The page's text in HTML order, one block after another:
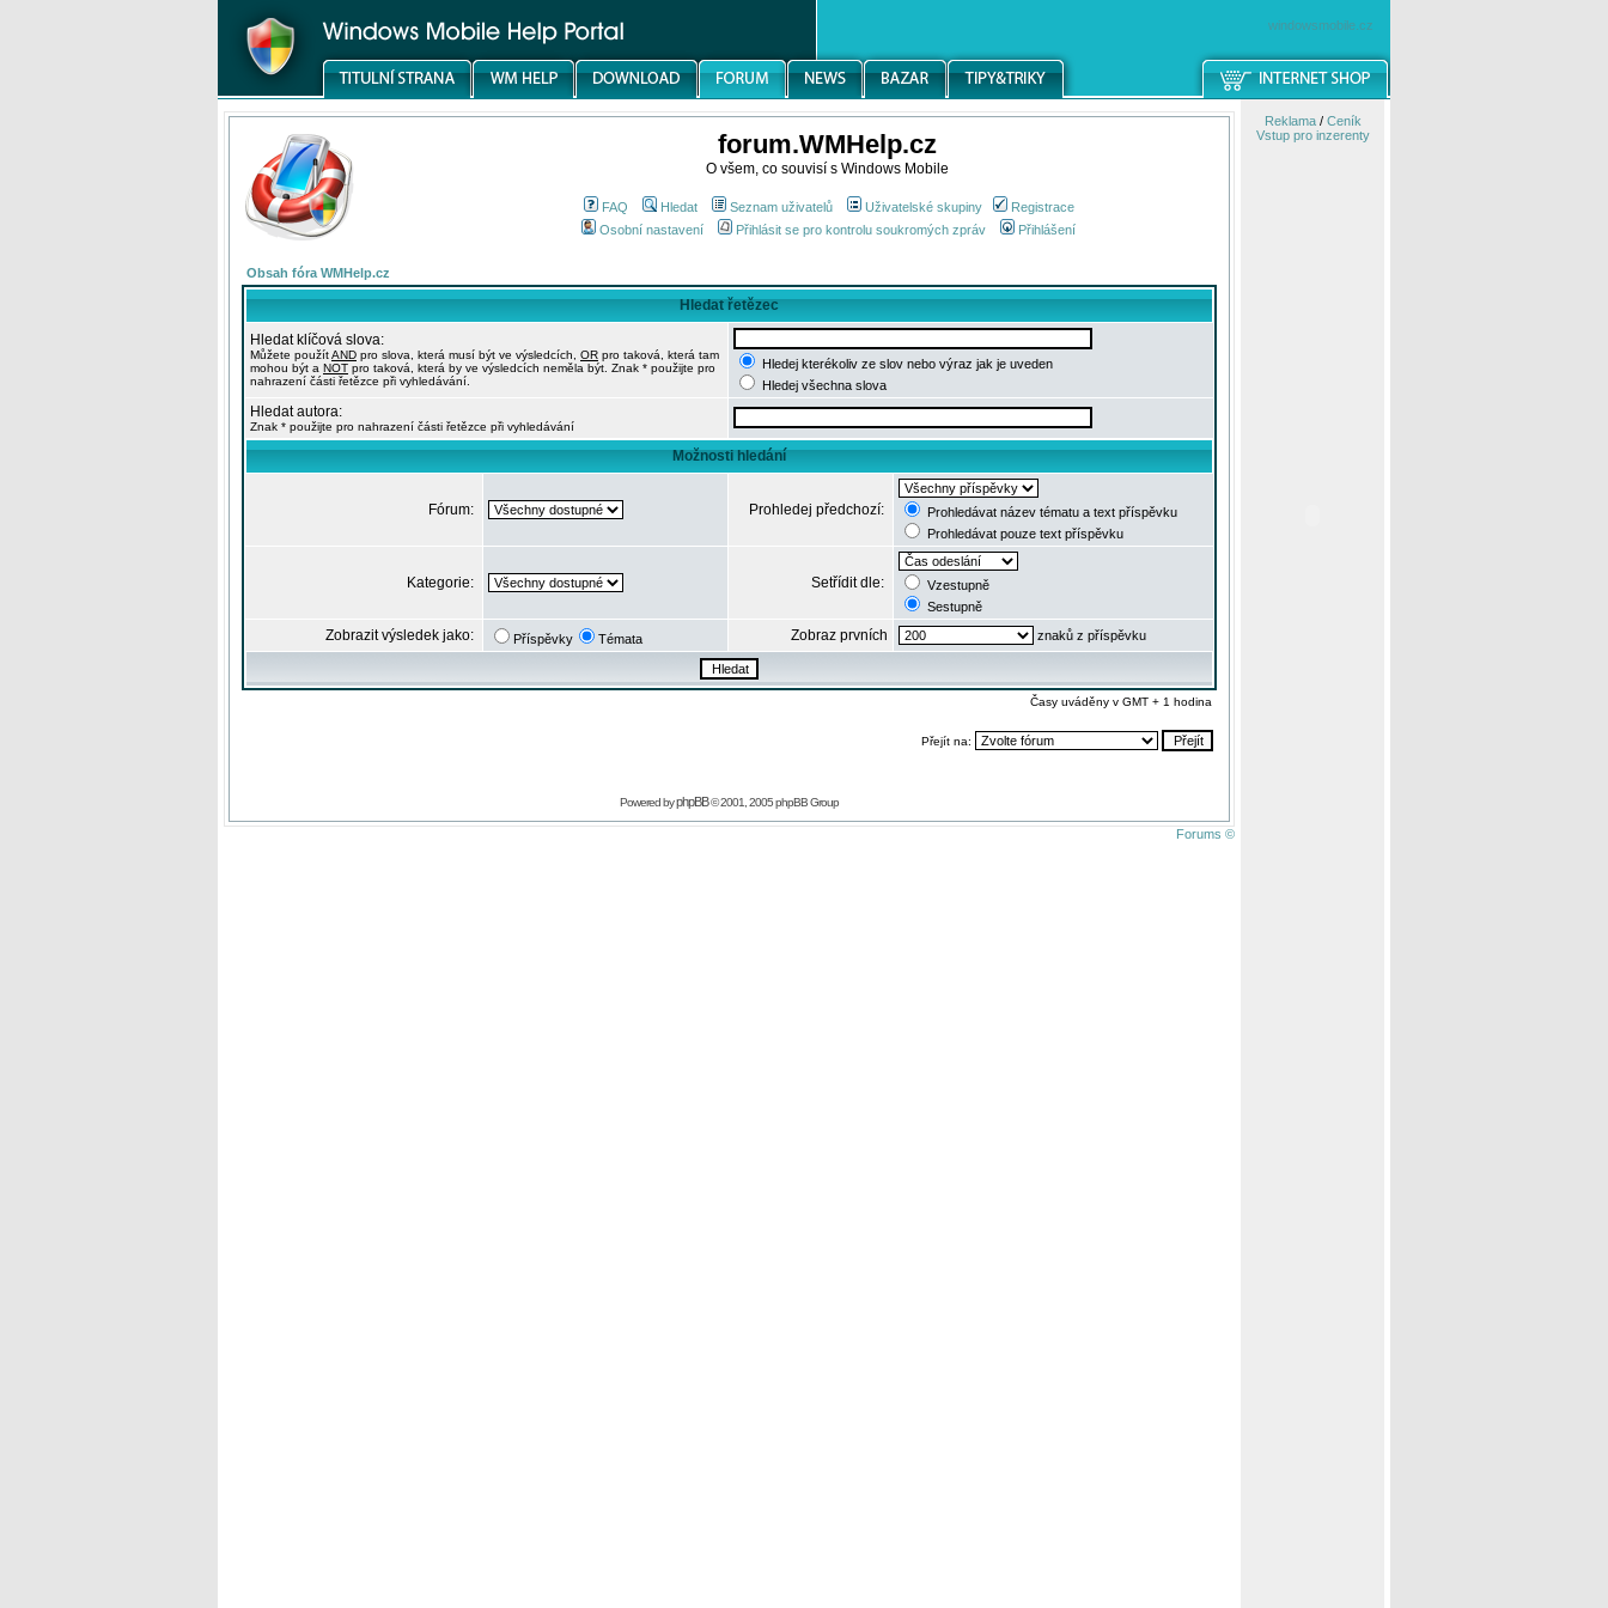
windowsmobile.cz
forum.WMHelp.cz
O všem, co souvisí s Windows Mobile
FAQ Hledat Seznam uživatelů Uživatelské skupiny
Registrace
Osobní nastavení
Přihlásit se pro kontrolu soukromých zpráv Přihlášení
Obsah fóra WMHelp.cz
Hledat řetězec
Hledat klíčová slova:
Můžete použítAND pro slova, která musí být ve výsledcích, OR pro taková, která tam
mohou být a NOT pro taková, která by ve výsledcích neměla být. Znak * použijte pro
nahrazení části řetězce při vyhledávání.
Hledej kterékoliv ze slov nebo výraz jak je uveden
Hledej všechna slova
Hledat autora:
Znak * použijte pro nahrazení části řetězce při vyhledávání
Možnosti hledání
Fórum: Prohledej předchozí:
Prohledávat název tématu a text příspěvku
Prohledávat pouze text příspěvku
Kategorie: Setřídit dle:
Vzestupně
Sestupně
Zobrazit výsledek jako: Příspěvky Témata Zobraz prvních znaků z příspěvku
Časy uváděny v GMT + 1 hodina
Přejít na:
Powered byphpBB© 2001, 2005 phpBB Group
Forums ©
Reklama/ Ceník
Vstup pro inzerenty